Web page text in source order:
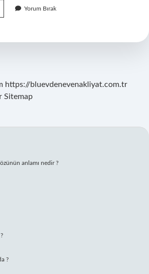
Yorum Bırak
https://bluevdenevenakliyat.com.tr
Sitemap
anlamı nedir ?
?